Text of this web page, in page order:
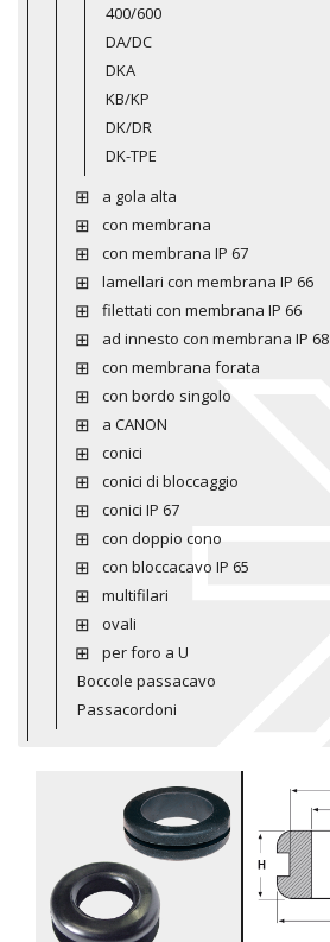
400/600
DA/DC
DKA
KB/KP
DK/DR
DK-TPE
a gola alta
con membrana
con membrana IP 67
lamellari con membrana IP 66
filettati con membrana IP 66
ad innesto con membrana IP 68
con membrana forata
con bordo singolo
a CANON
conici
conici di bloccaggio
conici IP 67
con doppio cono
con bloccacavo IP 65
multifilari
ovali
per foro a U
Boccole passacavo
Passacordoni